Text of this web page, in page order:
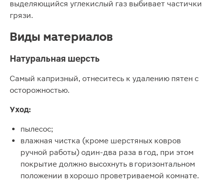
выделяющийся углекислый газ выбивает частички
грязи.
Виды материалов
Натуральная шерсть
Самый капризный, отнеситесь к удалению пятен с
осторожностью.
Уход:
пылесос;
влажная чистка (кроме шерстяных ковров
ручной работы) один-два раза в год, при этом
покрытие должно высохнуть в горизонтальном
положении в хорошо проветриваемой комнате.